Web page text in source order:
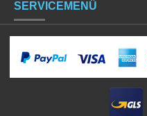
SERVICEMENÜ